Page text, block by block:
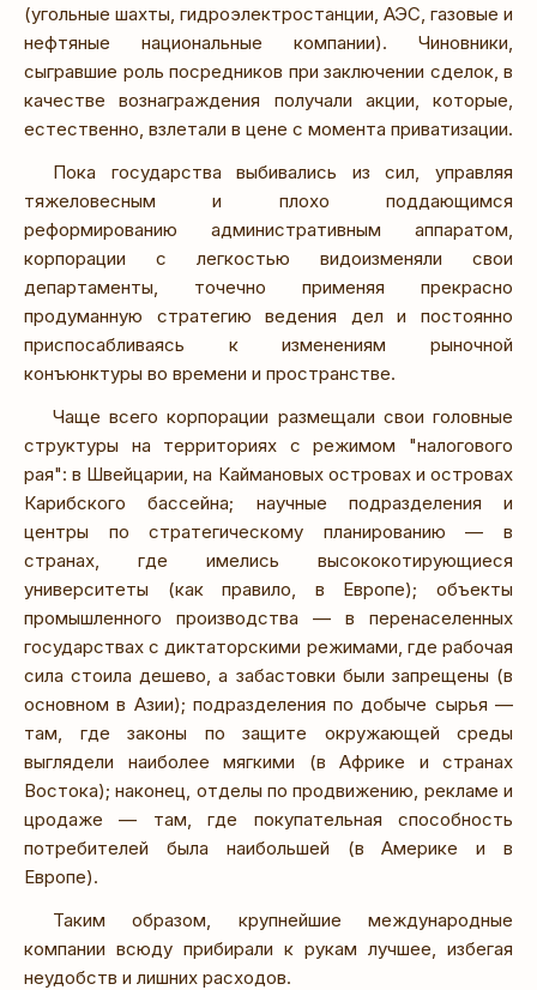
(угольные шахты, гидроэлектростанции, АЭС, газовые и
нефтяные национальные компании). Чиновники,
сыгравшие роль посредников при заключении сделок, в
качестве вознаграждения получали акции, которые,
естественно, взлетали в цене с момента приватизации.
Пока государства выбивались из сил, управляя
тяжеловесным и плохо поддающимся
реформированию административным аппаратом,
корпорации с легкостью видоизменяли свои
департаменты, точечно применяя прекрасно
продуманную стратегию ведения дел и постоянно
приспосабливаясь к изменениям рыночной
конъюнктуры во времени и пространстве.
Чаще всего корпорации размещали свои головные
структуры на территориях с режимом "налогового
рая": в Швейцарии, на Каймановых островах и островах
Карибского бассейна; научные подразделения и
центры по стратегическому планированию — в
странах, где имелись высококотирующиеся
университеты (как правило, в Европе); объекты
промышленного производства — в перенаселенных
государствах с диктаторскими режимами, где рабочая
сила стоила дешево, а забастовки были запрещены (в
основном в Азии); подразделения по добыче сырья —
там, где законы по защите окружающей среды
выглядели наиболее мягкими (в Африке и странах
Востока); наконец, отделы по продвижению, рекламе и
цродаже — там, где покупательная способность
потребителей была наибольшей (в Америке и в
Европе).
Таким образом, крупнейшие международные
компании всюду прибирали к рукам лучшее, избегая
неудобств и лишних расходов.